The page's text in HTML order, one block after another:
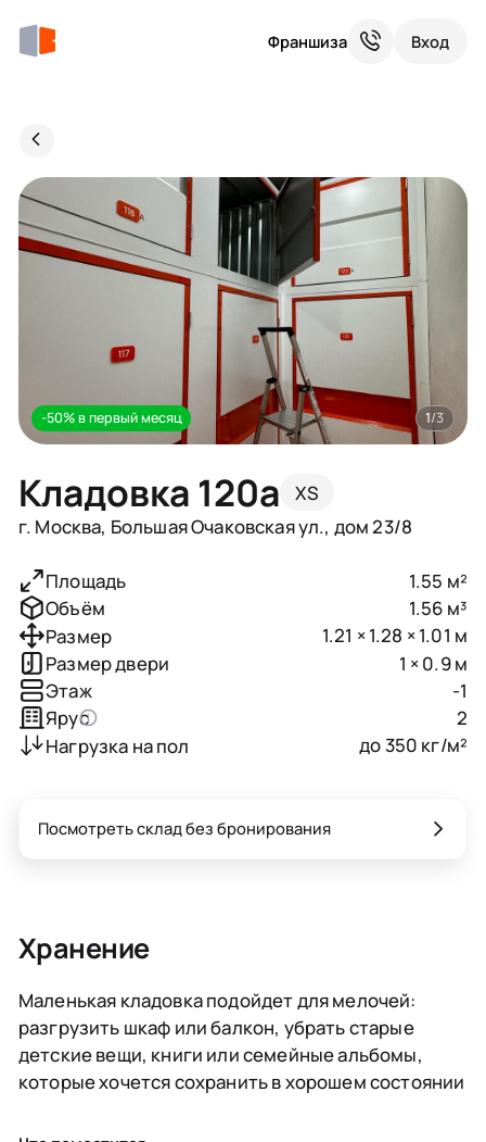
Франшиза Вход
Кладовка 120a
XS
г. Москва, Большая Очаковская ул., дом 23/8
-50% в первый месяц 1/3
Площадь
1.55 м²
Объём
1.56 м³
Размер
1.21 × 1.28 × 1.01 м
Размер двери
1 × 0.9 м
Этаж
-1
Ярус
2
Нагрузка на пол
до 350 кг/м²
Хранение
Маленькая кладовка подойдет для мелочей:
разгрузить шкаф или балкон, убрать старые
детские вещи, книги или семейные альбомы,
которые хочется сохранить в хорошем состоянии
Посмотреть склад без бронирования